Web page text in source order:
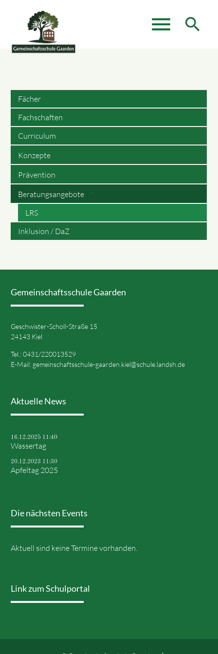
menu search
Fächer
Fachschaften
Curriculum
Konzepte
Prävention
Beratungsangebote
LRS
Inklusion / DaZ
Gemeinschaftsschule Gaarden
Geschwister-Scholl-Straße 15
24143 Kiel
Tel.: 0431/220013529
E-Mail: gemeinschaftsschule-gaarden.kiel@schule.landsh.de
Aktuelle News
16.12.2025 11:40
Wassertag
20.12.2023 11:30
Apfeltag 2025
Die nächsten Events
Aktuell sind keine Termine vorhanden.
Link zum Schulportal